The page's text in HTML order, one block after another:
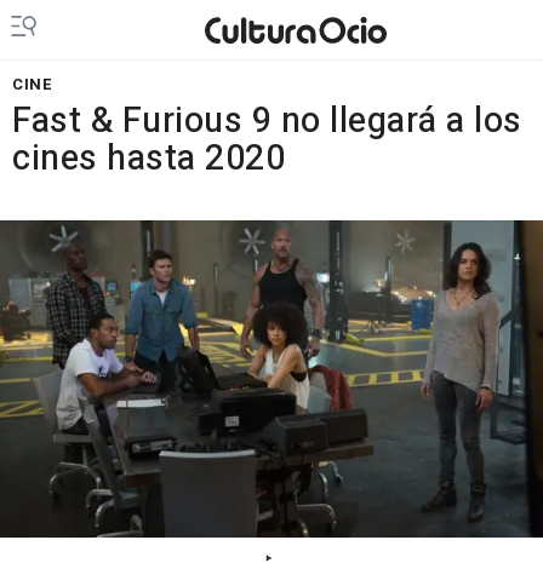
CINE
Fast & Furious 9 no llegará a los
cines hasta 2020